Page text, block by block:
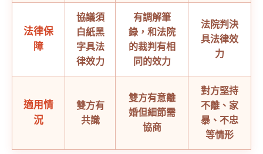
法律保
障
協議須
白紙黑
字具法
律效力
有調解筆
錄，和法院
的裁判有相
同的效力
法院判決
具法律效
力
適用情
況
雙方有
共識
雙方有意離
婚但細節需
協商
對方堅持
不離、家
暴、不忠
等情形